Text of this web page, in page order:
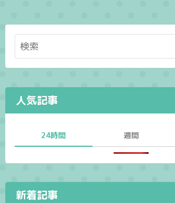
人気記事
24時間 週間
新着記事